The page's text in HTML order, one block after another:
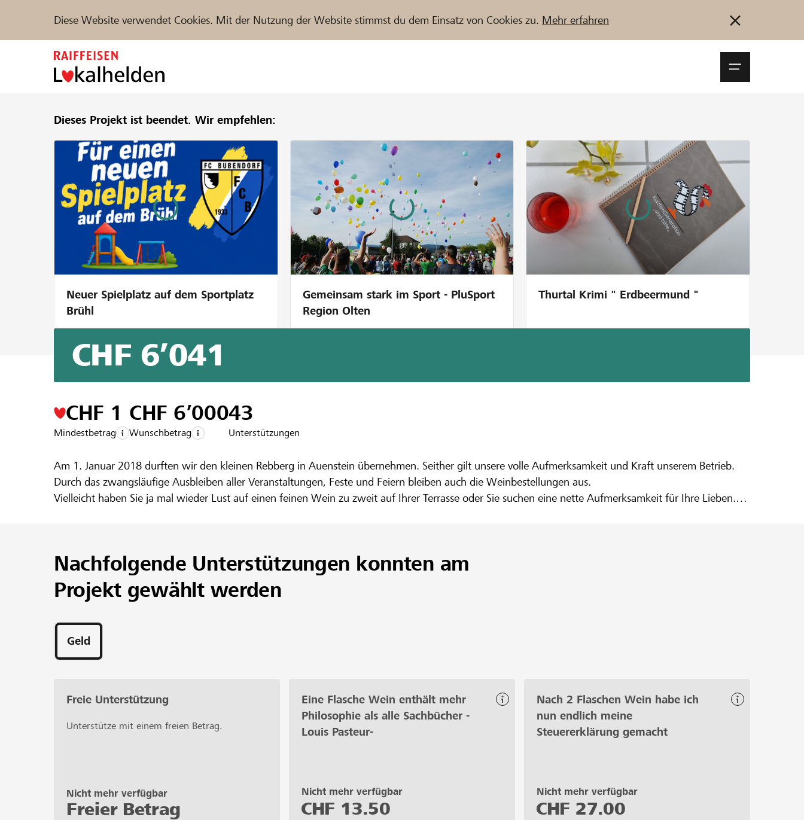
Diese Website verwendet Cookies. Mit der Nutzung der Website stimmst du dem Einsatz von Cookies zu. Mehr erfahren
Unterstützen Hilfe & Support Partner / Raiffeisenbank
Projekte und Organisationen finden Jetzt starten
FR IT
Dieses Projekt ist beendet. Wir empfehlen:
Neuer Spielplatz auf dem Sportplatz
Brühl
Gemeinsam stark im Sport - PluSport
Region Olten
Thurtal Krimi " Erdbeermund "
It`s wine o`clock
Ein Projekt aus der Region derRaiffeisenbank Aare-Reuss
Am 1. Januar 2018 durften wir den kleinen Rebberg in Auenstein übernehmen. Seither gilt unsere volle Aufmerksamkeit und Kraft unserem Betrieb.
Durch das zwangsläufige Ausbleiben aller Veranstaltungen, Feste und Feiern bleiben auch die Weinbestellungen aus.
Vielleicht haben Sie ja mal wieder Lust auf einen feinen Wein zu zweit auf Ihrer Terrasse oder Sie suchen eine nette Aufmerksamkeit für Ihre Lieben.
CHF 6’041
CHF 1
Mindestbetrag
CHF 6’000
Wunschbetrag
43
Unterstützungen
Nachfolgende Unterstützungen konnten am
Projekt gewählt werden
Geld
Freie Unterstützung
Unterstütze mit einem freien Betrag.
Freier Betrag
Nicht mehr verfügbar
Eine Flasche Wein enthält mehr
Philosophie als alle Sachbücher -
Louis Pasteur-
Nicht mehr verfügbar
CHF 13.50
Nach 2 Flaschen Wein habe ich
nun endlich meine
Steuererklärung gemacht
Nicht mehr verfügbar
CHF 27.00